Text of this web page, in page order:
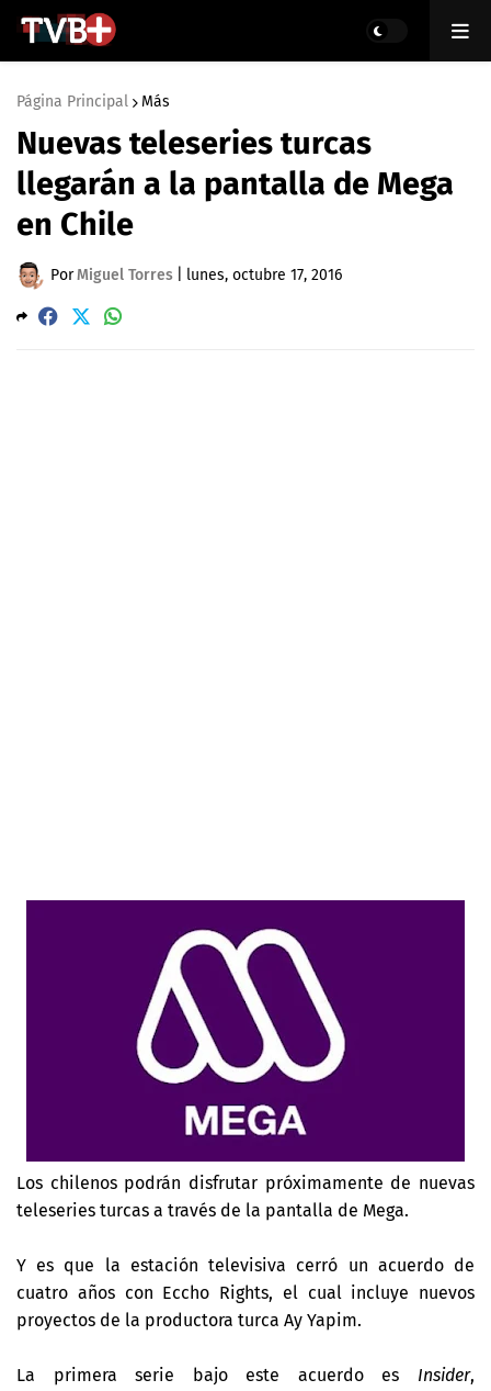
Página Principal Más
Nuevas teleseries turcas
llegarán a la pantalla de Mega
en Chile
PorMiguel Torres lunes, octubre 17, 2016
Los chilenos podrán disfrutar próximamente de nuevas
teleseries turcas a través de la pantalla de Mega.
Y es que la estación televisiva cerró un acuerdo de
cuatro años con Eccho Rights, el cual incluye nuevos
proyectos de la productora turca Ay Yapim.
La primera serie bajo este acuerdo es Insider,